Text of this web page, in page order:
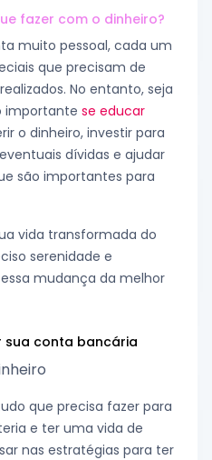
fazer com o dinheiro?
muito pessoal, cada um
que precisam de
No entanto, seja
importante se educar
o dinheiro, investir para
dívidas e ajudar
são importantes para
vida transformada do
serenidade e
mudança da melhor
sua conta bancária
que precisa fazer para
e ter uma vida de
nas estratégias para ter